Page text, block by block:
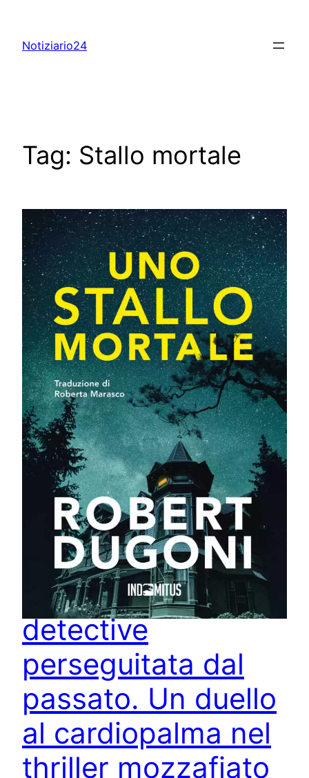
content
Notiziario24
Tag: Stallo mortale
Un assassino
spinto dalla
vendetta. Una
detective
perseguitata dal
passato. Un duello
al cardiopalma nel
thriller mozzafiato